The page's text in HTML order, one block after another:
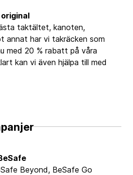
taktältet, kanoten,
annat har vi takräcken som
med 20 % rabatt på våra
kan vi även hjälpa till med
Beyond, BeSafe Go